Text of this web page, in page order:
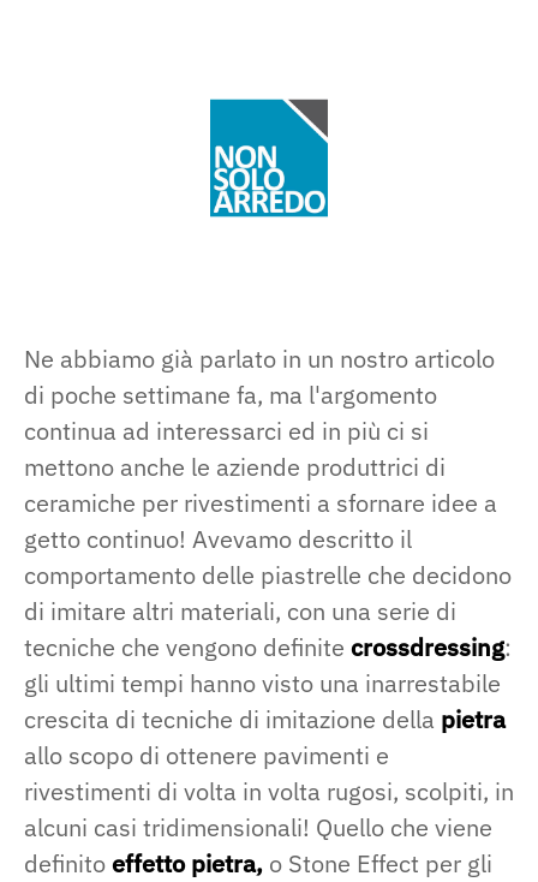
Ne abbiamo già parlato in un nostro articolo
di poche settimane fa, ma l'argomento
continua ad interessarci ed in più ci si
mettono anche le aziende produttrici di
ceramiche per rivestimenti a sfornare idee a
getto continuo! Avevamo descritto il
comportamento delle piastrelle che decidono
di imitare altri materiali, con una serie di
tecniche che vengono definite crossdressing:
gli ultimi tempi hanno visto una inarrestabile
crescita di tecniche di imitazione della pietra
allo scopo di ottenere pavimenti e
rivestimenti di volta in volta rugosi, scolpiti, in
alcuni casi tridimensionali! Quello che viene
definitoeffetto pietra, o Stone Effect per gli